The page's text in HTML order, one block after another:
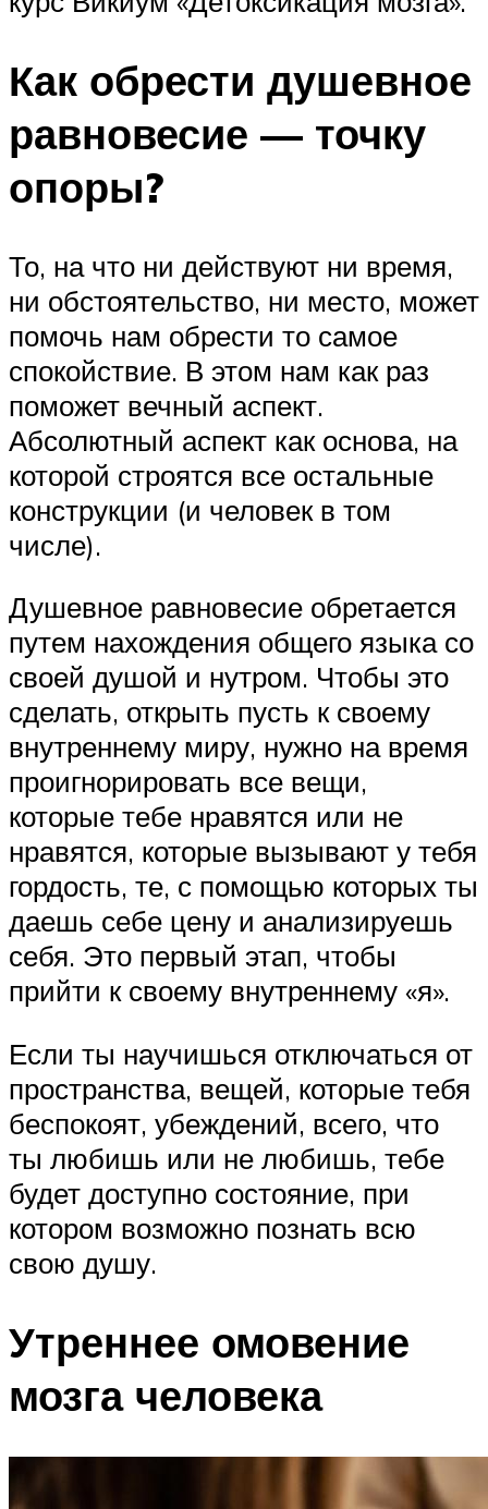
Как обрести душевное
равновесие — точку
опоры?
То, на что ни действуют ни время,
ни обстоятельство, ни место, может
помочь нам обрести то самое
спокойствие. В этом нам как раз
поможет вечный аспект.
Абсолютный аспект как основа, на
которой строятся все остальные
конструкции (и человек в том
числе).
Душевное равновесие обретается
путем нахождения общего языка со
своей душой и нутром. Чтобы это
сделать, открыть пусть к своему
внутреннему миру, нужно на время
проигнорировать все вещи,
которые тебе нравятся или не
нравятся, которые вызывают у тебя
гордость, те, с помощью которых ты
даешь себе цену и анализируешь
себя. Это первый этап, чтобы
прийти к своему внутреннему «я».
Если ты научишься отключаться от
пространства, вещей, которые тебя
беспокоят, убеждений, всего, что
ты любишь или не любишь, тебе
будет доступно состояние, при
котором возможно познать всю
свою душу.
Утреннее омовение
мозга человека